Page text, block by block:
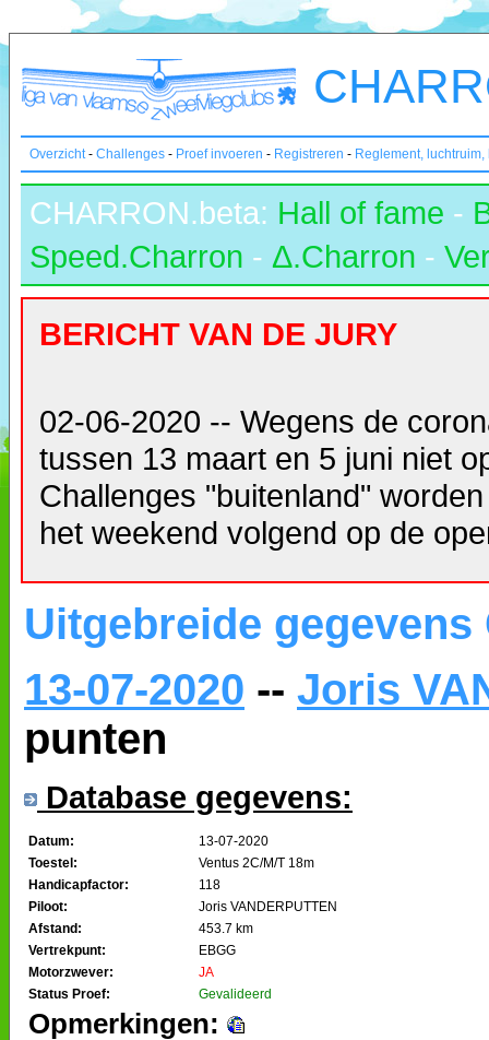
Overzicht- Challenges - Proef invoeren - Registreren - Reglement,
CHARRON.beta: Hall of fame -
Speed.Charron - Δ.Charron -
BERICHT VAN DE JURY
02-06-2020 -- Wegens de
tussen 13 maart en 5 juni niet
Challenges "buitenland"
het weekend volgend op de
Uitgebreide
13-07-2020 -- Joris
punten
Database gegevens:
Datum:
13-07-2020
Toestel:
Ventus 2C/M/T 18m
Handicapfactor:
118
Piloot:
Joris VANDERPUTTEN
Afstand:
453.7 km
Vertrekpunt:
EBGG
Motorzwever:
JA
Status Proef:
Gevalideerd
Opmerkingen: